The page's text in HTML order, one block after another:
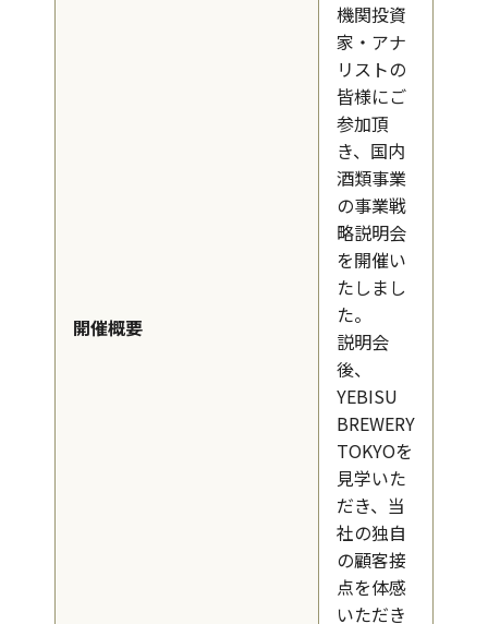
開催概要
機関投資
家・アナ
リストの
皆様にご
参加頂
き、国内
酒類事業
の事業戦
略説明会
を開催い
たしまし
た。
説明会
後、
YEBISU
BREWERY
TOKYOを
見学いた
だき、当
社の独自
の顧客接
点を体感
いただき